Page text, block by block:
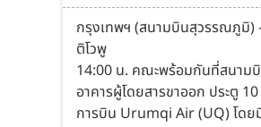
กรุงเทพฯ (สนามบินสุวรรณภูมิ)
ติโวพู
14:00 น. คณะพร้อมกันที่สนาม
อาคารผู้โดยสารขาออก ประตู
การบิน Urumqi Air (UQ) โดย